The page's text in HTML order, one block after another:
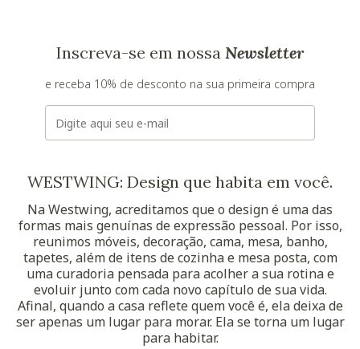
Inscreva-se em nossa Newsletter
e receba 10% de desconto na sua primeira compra
E-mail
WESTWING: Design que habita em você.
Na Westwing, acreditamos que o design é uma das
formas mais genuínas de expressão pessoal. Por isso,
reunimos móveis, decoração, cama, mesa, banho,
tapetes, além de itens de cozinha e mesa posta, com
uma curadoria pensada para acolher a sua rotina e
evoluir junto com cada novo capítulo de sua vida.
Afinal, quando a casa reflete quem você é, ela deixa de
ser apenas um lugar para morar. Ela se torna um lugar
para habitar.